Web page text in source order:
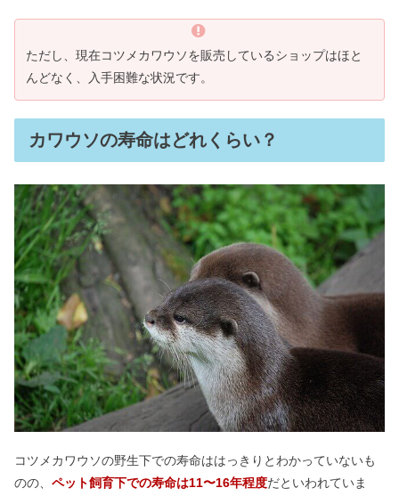
ただし、現在コツメカワウソを販売しているショップはほと
んどなく、入手困難な状況です。
カワウソの寿命はどれくらい？
コツメカワウソの野生下での寿命ははっきりとわかっていないも
のの、 ペット飼育下での寿命は11〜16年程度だといわれていま